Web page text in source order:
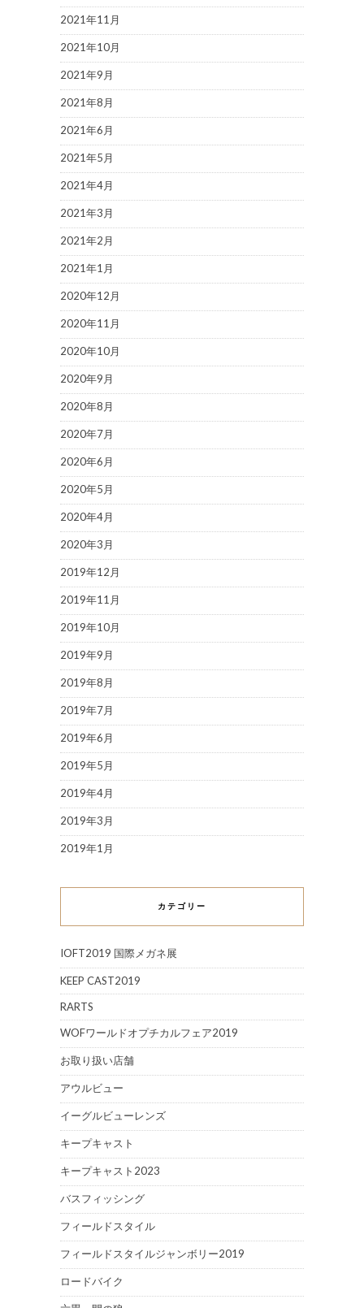
2021年11月
2021年10月
2021年9月
2021年8月
2021年6月
2021年5月
2021年4月
2021年3月
2021年2月
2021年1月
2020年12月
2020年11月
2020年10月
2020年9月
2020年8月
2020年7月
2020年6月
2020年5月
2020年4月
2020年3月
2019年12月
2019年11月
2019年10月
2019年9月
2019年8月
2019年7月
2019年6月
2019年5月
2019年4月
2019年3月
2019年1月
カテゴリー
IOFT2019 国際メガネ展
KEEP CAST2019
RARTS
WOFワールドオプチカルフェア2019
お取り扱い店舗
アウルビュー
イーグルビューレンズ
キープキャスト
キープキャスト2023
バスフィッシング
フィールドスタイル
フィールドスタイルジャンボリー2019
ロードバイク